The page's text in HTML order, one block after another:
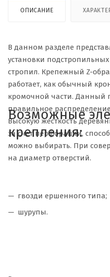
ОПИСАНИЕ
В данном разделе
установки
стропил. Крепежный Z-
работает, как обычный
кромочной части. Данный
правильное
Высокую жесткость
за счет перфорации,
можно выбирать. При
на диаметр отверстий.
Возможные
крепления:
гвозди ершенного типа;
шурупы.